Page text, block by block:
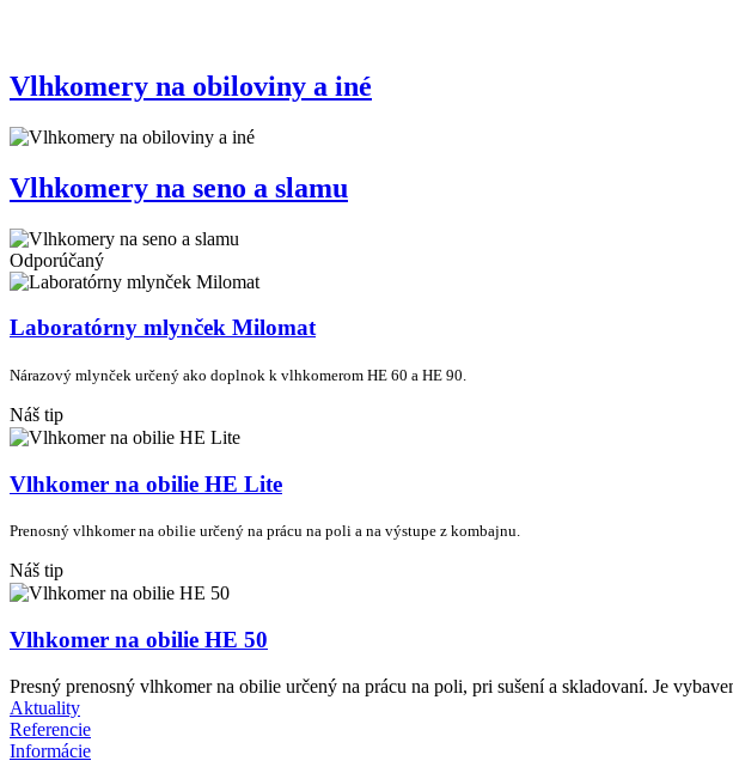
Vlhkomery na obiloviny a iné
Vlhkomery na seno a slamu
Odporúčaný
Laboratórny mlynček Milomat
Nárazový mlynček určený ako doplnok k vlhkomerom HE 60 a HE 90.
Náš tip
Vlhkomer na obilie HE Lite
Prenosný vlhkomer na obilie určený na prácu na poli a na výstupe z kombajnu.
Náš tip
Vlhkomer na obilie HE 50
Presný prenosný vlhkomer na obilie určený na prácu na poli, pri sušení a skladovaní. Je
Aktuality
Referencie
Informácie